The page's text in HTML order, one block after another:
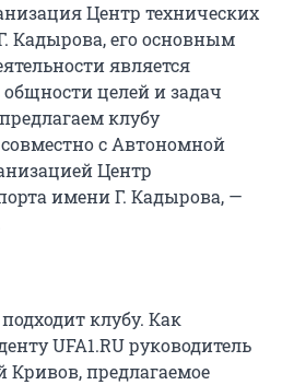
Центр технических
Кадырова, его основным
является
целей и задач
клубу
с Автономной
Центр
имени Г. Кадырова, —
клубу. Как
UFA1.RU руководитель
Кривов, предлагаемое